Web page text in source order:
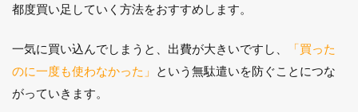
都度買い足していく方法をおすすめします。
一気に買い込んでしまうと、出費が大きいですし、
「買った
のに一度も使わなかった」
という無駄遣いを防ぐことにつな
がっていきます。